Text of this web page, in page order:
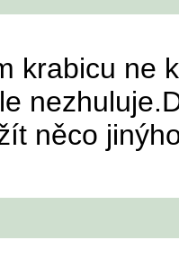
krabicu ne
něco